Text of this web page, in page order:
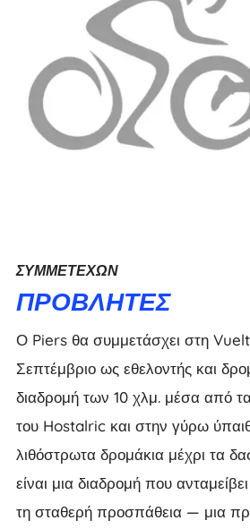
ΣΥΜΜΕΤΈΧΩΝ
ΠΡΟΒΛΉΤΕΣ
Ο Piers θα συμμετάσχει στη
Σεπτέμβριο ως εθελοντής και
διαδρομή των 10 χλμ. μέσα από
του Hostalric και στην γύρω
λιθόστρωτα δρομάκια μέχρι τα
είναι μια διαδρομή που
τη σταθερή προσπάθεια — μια